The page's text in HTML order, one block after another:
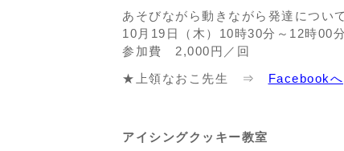
あそびながら動きながら発達につい
10月19日（木）10時30分～12時00
参加費 2,000円／回
★上領なおこ先生 ⇒ Facebookへ
アイシングクッキー教室